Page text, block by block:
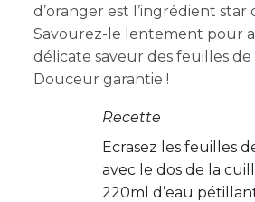
d’oranger est l’ingrédient star
Savourez-le lentement pour
délicate saveur des feuilles
Douceur garantie !
Recette
Ecrasez les feuilles
avec le dos de la
220ml d’eau